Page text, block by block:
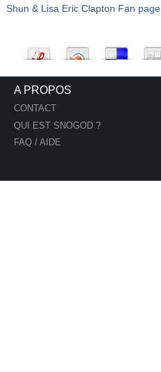
Shun & Lisa Eric Clapton Fan page
A PROPOS
CONTACT
QUI EST SNOGOD ?
FAQ / AIDE